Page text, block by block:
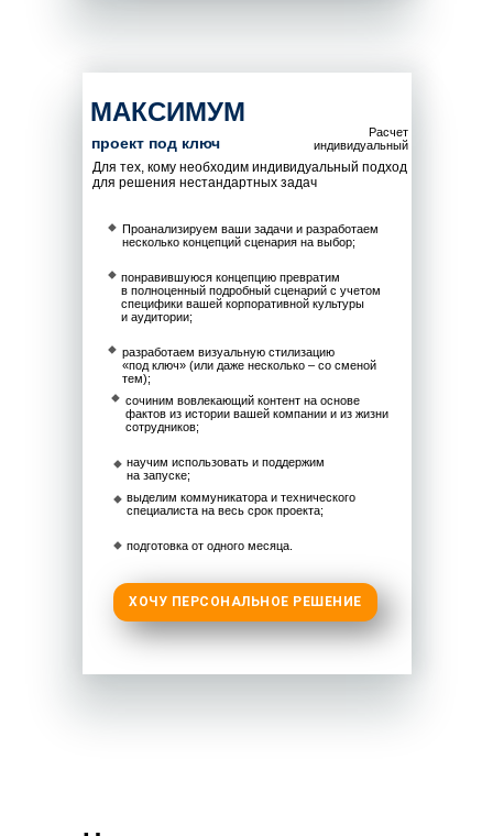
подготовка от одного месяца.
выделим коммуникатора и технического
специалиста на весь срок проекта;
научим использовать и поддержим
на запуске;
сочиним вовлекающий контент на основе
фактов из истории вашей компании и из жизни
сотрудников;
понравившуюся концепцию превратим
в полноценный подробный сценарий с учетом
специфики вашей корпоративной культуры
и аудитории;
Проанализируем ваши задачи и разработаем
несколько концепций сценария на выбор;
разработаем визуальную стилизацию
«под ключ» (или даже несколько – со сменой
тем);
МАКСИМУМ
Для тех, кому необходим индивидуальный подход
для решения нестандартных задач
ХОЧУ ПЕРСОНАЛЬНОЕ РЕШЕНИЕ
Расчет
индивидуальный
проект под ключ